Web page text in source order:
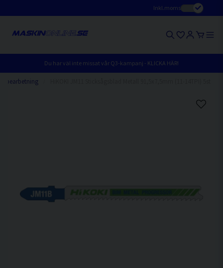
Inkl.moms
Du har väl inte missat vår Q3-kampanj - KLICKA HÄR!